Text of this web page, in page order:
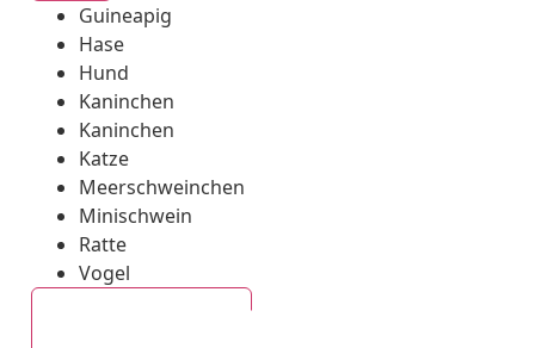
Guineapig
Hase
Hund
Kaninchen
Kaninchen
Katze
Meerschweinchen
Minischwein
Ratte
Vogel